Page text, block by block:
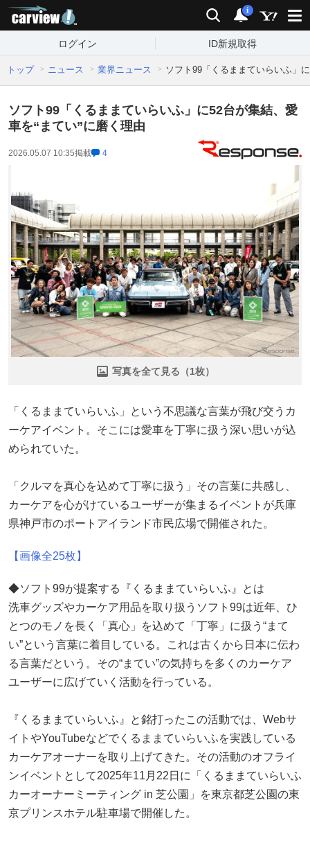
検索 通知
i
ログイン ID新規取得
トップ ニュース 業界ニュース ソフト99「くるままていらいふ」
ソフト99「くるままていらいふ」に52台が集結、愛
車を“まてい”に磨く理由
2026.05.07 10:35掲載 4
写真を全て見る（1枚）
「くるままていらいふ」という不思議な言葉が飛び交うカ
ーケアイベント。そこには愛車を丁寧に扱う深い思いが込
められていた。
「クルマを真心を込めて丁寧に扱う」その言葉に共感し、
カーケアを心がけているユーザーが集まるイベントが兵庫
県神戸市のポートアイランド市民広場で開催された。
【画像全25枚】
◆ソフト99が提案する『くるままていらいふ』とは
洗車グッズやカーケア用品を取り扱うソフト99は近年、ひ
とつのモノを長く「真心」を込めて「丁寧」に扱う“まて
い”という言葉に着目している。これは古くから日本に伝わ
る言葉だという。その“まてい”の気持ちを多くのカーケア
ユーザーに広げていく活動を行っている。
『くるままていらいふ』と銘打ったこの活動では、Webサ
イトやYouTubeなどでくるままていらいふを実践している
カーケアオーナーを取り上げてきた。その活動のオフライ
ンイベントとして2025年11月22日に「くるままていらいふ
カーオーナーミーティング in 芝公園」を東京都芝公園の東
京プリンスホテル駐車場で開催した。